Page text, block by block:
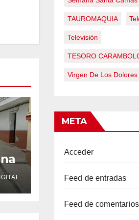
TAUROMAQUIA
Televisión
TESORO
Virgen De Los Dolores
META
Acceder
Feed de entradas
Feed de comentarios